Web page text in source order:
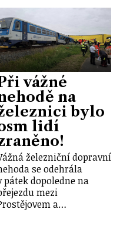
vážné
na
bylo
lidí
železniční dopravní
se odehrála
pátek dopoledne na
mezi
a…